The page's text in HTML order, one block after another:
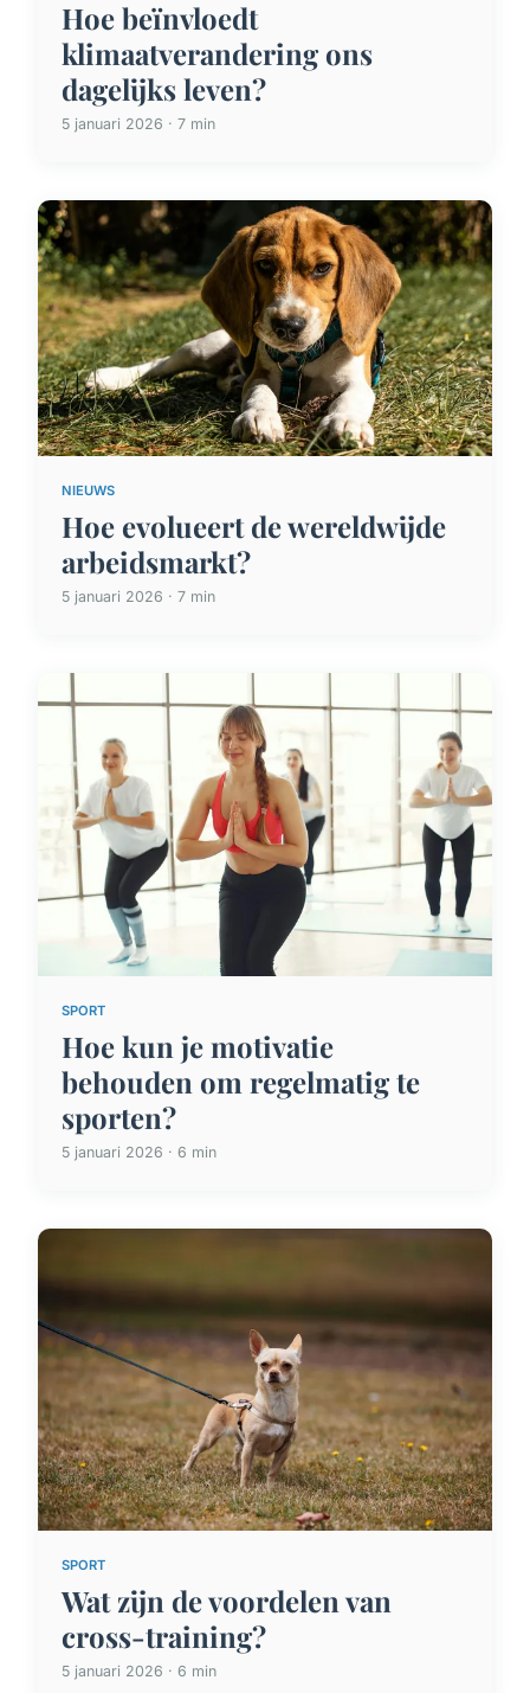
Hoe beïnvloedt
klimaatverandering ons
dagelijks leven?
5 januari 2026 · 7 min
NIEUWS
Hoe evolueert de wereldwijde
arbeidsmarkt?
5 januari 2026 · 7 min
SPORT
Hoe kun je motivatie
behouden om regelmatig te
sporten?
5 januari 2026 · 6 min
SPORT
Wat zijn de voordelen van
cross-training?
5 januari 2026 · 6 min